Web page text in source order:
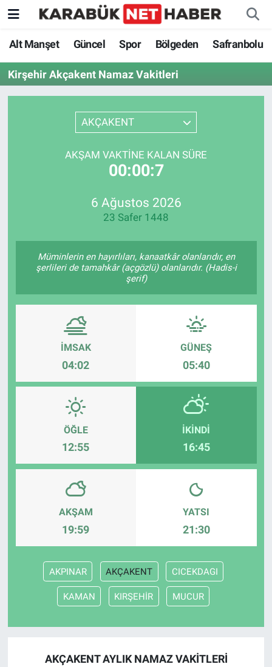
Alt Manşet Güncel Spor Bölgeden Safranbolu
Kirşehir Akçakent Namaz Vakitleri
AKÇAKENT
AKŞAM VAKTINE KALAN SÜRE
00:00:7
6 Ağustos 2026
23 Safer 1448
Müminlerin en hayırlıları, kanaatkâr olanlarıdır, en
şerlileri de tamahkâr (açgözlü) olanlarıdır. (Hadis-i
şerif)
İMSAK
04:02
GÜNEŞ
05:40
ÖĞLE
12:55
İKINDI
16:45
AKŞAM
19:59
YATSI
21:30
AKPINAR AKÇAKENT CICEKDAGI
KAMAN KIRŞEHİR MUCUR
AKÇAKENT AYLIK NAMAZ VAKITLERI